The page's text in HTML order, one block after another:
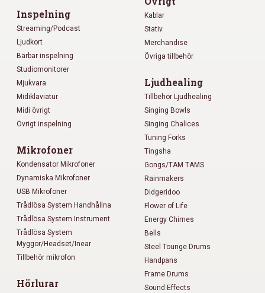
Inspelning
Streaming/Podcast
Ljudkort
Bärbar inspelning
Studiomonitorer
Mjukvara
Midiklaviatur
Midi övrigt
Övrigt inspelning
Mikrofoner
Kondensator Mikrofoner
Dynamiska Mikrofoner
USB Mikrofoner
Trådlösa System Handhållna
Trådlösa System Instrument
Trådlösa System
Myggor/Headset/Inear
Tillbehör mikrofon
Hörlurar
Kablar
Stativ
Merchandise
Övriga tillbehör
Ljudhealing
Tillbehör Ljudhealing
Singing Bowls
Singing Chalices
Tuning Forks
Tingsha
Gongs/TAM TAMS
Rainmakers
Didgeridoo
Flower of Life
Energy Chimes
Bells
Steel Tounge Drums
Handpans
Frame Drums
Sound Effects